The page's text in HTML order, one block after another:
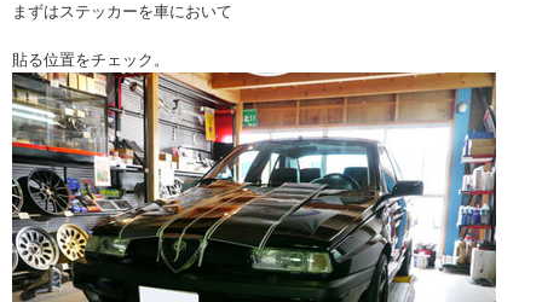
まずはステッカーを車において
貼る位置をチェック。